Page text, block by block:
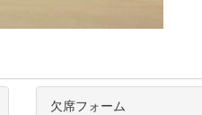
欠席フォーム